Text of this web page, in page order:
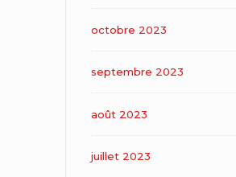
octobre 2023
septembre 2023
août 2023
juillet 2023